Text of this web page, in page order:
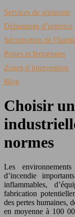
Services de serrurerie
Dépannage d’urgence
Sécurisation de
Portes et fermetures
Zones d’intervention
Blog
Choisir
normes
Les
d’incendie
inflammables,
fabrication
des pertes humaines,
en moyenne à 100